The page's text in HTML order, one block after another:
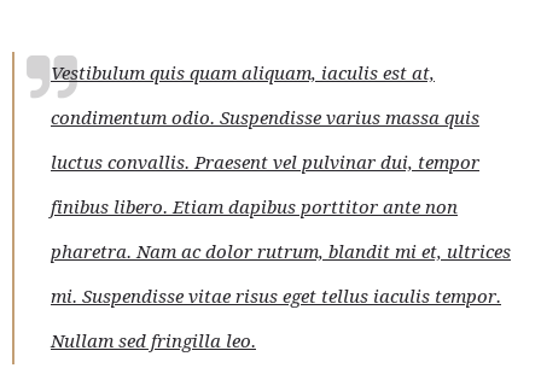
Vestibulum quis quam aliquam, iaculis est at,
condimentum odio. Suspendisse varius massa quis
luctus convallis. Praesent vel pulvinar dui, tempor
finibus libero. Etiam dapibus porttitor ante non
pharetra. Nam ac dolor rutrum, blandit mi et, ultrices
mi. Suspendisse vitae risus eget tellus iaculis tempor.
Nullam sed fringilla leo.